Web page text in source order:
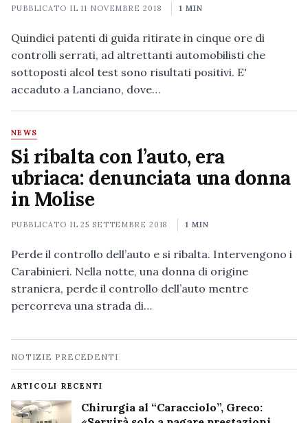
PUBBLICATO IL11 NOVEMBRE 2018 1 MIN
Quindici patenti di guida ritirate in cinque ore di
controlli serrati, ad altrettanti automobilisti che
sottoposti alcol test sono risultati positivi. E'
accaduto a Lanciano, dove…
NEWS
Si ribalta con l’auto, era
ubriaca: denunciata una donna
in Molise
PUBBLICATO IL25 SETTEMBRE 2018 1 MIN
Perde il controllo dell’auto e si ribalta. Intervengono i
Carabinieri. Nella notte, una donna di origine
straniera, perde il controllo dell’auto mentre
percorreva una strada di…
Navigazione
notizie
NOTIZIE PRECEDENTI
ARTICOLI RECENTI
Chirurgia al “Caracciolo”, Greco: